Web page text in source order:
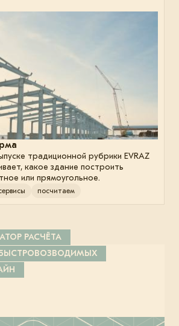
традиционной рубрики EVRAZ
какое здание построить
или прямоугольное.
посчитаем
РАСЧЁТА